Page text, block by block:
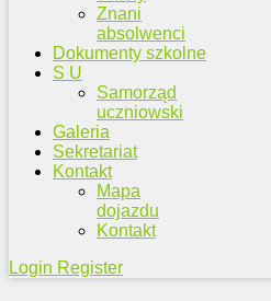
Znani
absolwenci
Dokumenty szkolne
S U
Samorząd
uczniowski
Galeria
Sekretariat
Kontakt
Mapa
dojazdu
Kontakt
Login Register